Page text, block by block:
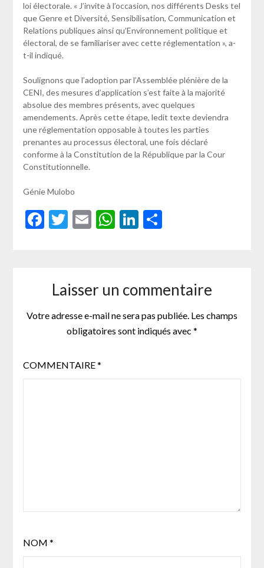
loi électorale. « J’invite à l’occasion, nos différents Desks tel
que Genre et Diversité, Sensibilisation, Communication et
Relations publiques ainsi qu’Environnement politique et
électoral, de se familiariser avec cette réglementation », a-
t-il indiqué.
Soulignons que l’adoption par l’Assemblée plénière de la
CENI, des mesures d’application s’est faite à la majorité
absolue des membres présents, avec quelques
amendements. Après cette étape, ledit texte deviendra
une réglementation opposable à toutes les parties
prenantes au processus électoral, une fois déclaré
conforme à la Constitution de la République par la Cour
Constitutionnelle.
Génie Mulobo
Facebook
Twitter
EmailWhatsApp
LinkedIn
Partager
Laisser un commentaire
Votre adresse e-mail ne sera pas publiée. Les champs
obligatoires sont indiqués avec *
COMMENTAIRE*
NOM *